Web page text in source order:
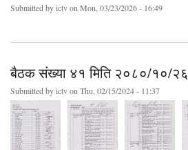
Submitted byictvon Mon, 03/23/2026 - 16:49
बैठक संख्या ४१ मिति २०८०/१०/२६
Submitted byictvon Thu, 02/15/2024 - 11:37